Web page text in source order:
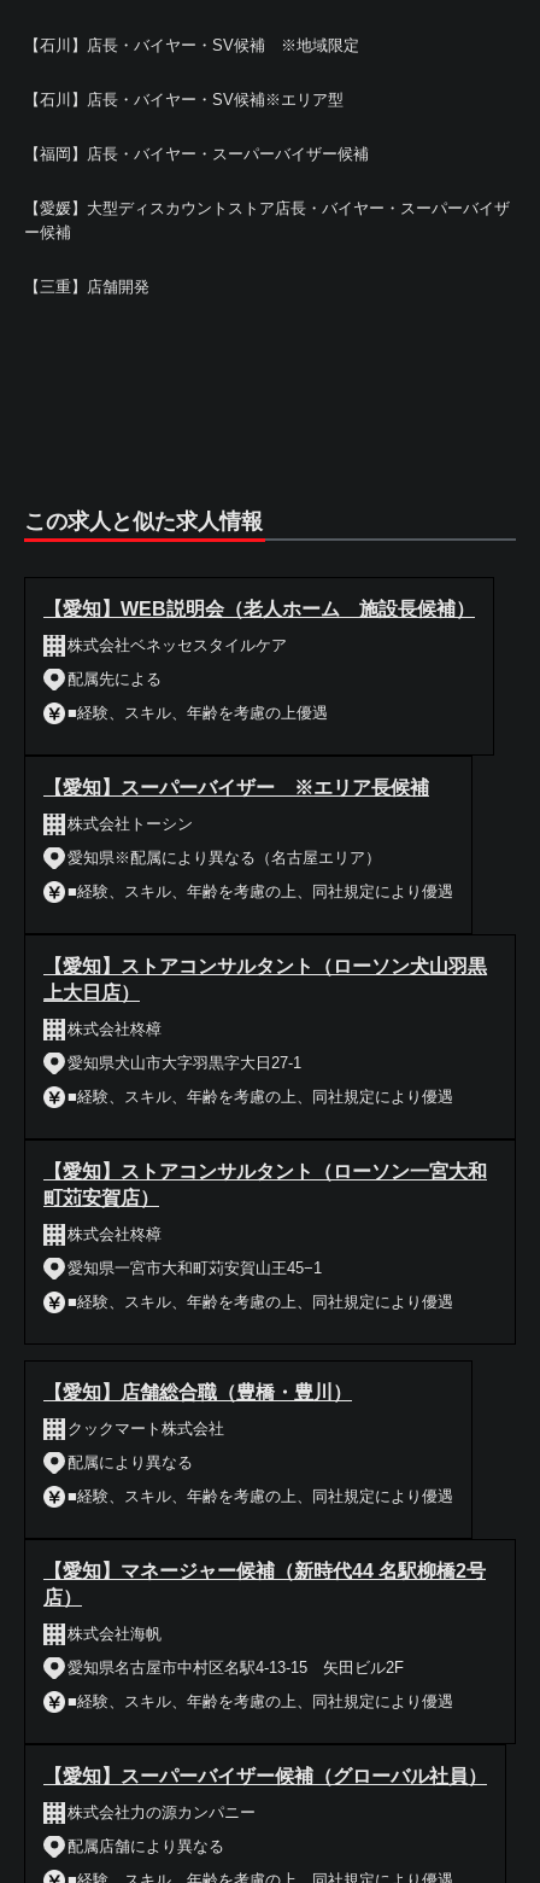
【石川】店長・バイヤー・SV候補 ※地域限定
【石川】店長・バイヤー・SV候補※エリア型
【福岡】店長・バイヤー・スーパーバイザー候補
【愛媛】大型ディスカウントストア店長・バイヤー・スーパーバイザ
ー候補
【三重】店舗開発
この求人と似た求人情報
【愛知】WEB説明会（老人ホーム 施設長候補）
株式会社ベネッセスタイルケア
配属先による
■経験、スキル、年齢を考慮の上優遇
【愛知】スーパーバイザー ※エリア長候補
株式会社トーシン
愛知県※配属により異なる（名古屋エリア）
■経験、スキル、年齢を考慮の上、同社規定により優遇
【愛知】ストアコンサルタント（ローソン犬山羽黒
上大日店）
株式会社柊樟
愛知県犬山市大字羽黒字大日27-1
■経験、スキル、年齢を考慮の上、同社規定により優遇
【愛知】ストアコンサルタント（ローソン一宮大和
町苅安賀店）
株式会社柊樟
愛知県一宮市大和町苅安賀山王45−1
■経験、スキル、年齢を考慮の上、同社規定により優遇
【愛知】店舗総合職（豊橋・豊川）
クックマート株式会社
配属により異なる
■経験、スキル、年齢を考慮の上、同社規定により優遇
【愛知】マネージャー候補（新時代44 名駅柳橋2号
店）
株式会社海帆
愛知県名古屋市中村区名駅4-13-15 矢田ビル2F
■経験、スキル、年齢を考慮の上、同社規定により優遇
【愛知】スーパーバイザー候補（グローバル社員）
株式会社力の源カンパニー
配属店舗により異なる